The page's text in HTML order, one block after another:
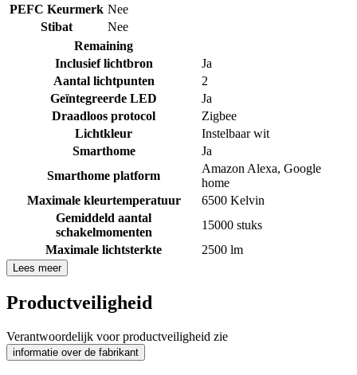
PEFC Keurmerk Nee
Stibat
Nee
Remaining
Inclusief lichtbron
Ja
Aantal lichtpunten
2
Geïntegreerde LED
Ja
Draadloos protocol
Zigbee
Lichtkleur
Instelbaar wit
Smarthome
Ja
Smarthome platform
Amazon Alexa, Google
home
Maximale kleurtemperatuur
6500 Kelvin
Gemiddeld aantal
schakelmomenten
15000 stuks
Maximale lichtsterkte
2500 lm
Lees meer
Productveiligheid
Verantwoordelijk voor productveiligheid zie
informatie over de fabrikant